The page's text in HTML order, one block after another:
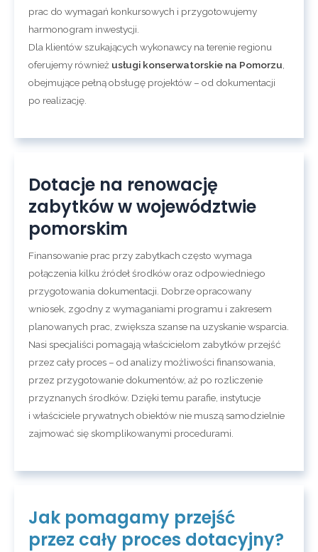
prac do wymagań konkursowych i przygotowujemy
harmonogram inwestycji.
Dla klientów szukających wykonawcy na terenie regionu
oferujemy również usługi konserwatorskie na Pomorzu
obejmujące pełną obsługę projektów – od dokumentacji
po realizację.
Dotacje na renowację
zabytków w województwie
pomorskim
Finansowanie prac przy zabytkach często wymaga
połączenia kilku źródeł środków oraz odpowiedniego
przygotowania dokumentacji. Dobrze opracowany
wniosek, zgodny z wymaganiami programu i zakresem
planowanych prac, zwiększa szanse na uzyskanie wsparcia.
Nasi specjaliści pomagają właścicielom zabytków przejść
przez cały proces – od analizy możliwości finansowania,
przez przygotowanie dokumentów, aż po rozliczenie
przyznanych środków. Dzięki temu parafie, instytucje
i właściciele prywatnych obiektów nie muszą samodzielnie
zajmować się skomplikowanymi procedurami.
Jak pomagamy przejść
przez cały proces dotacyjny?